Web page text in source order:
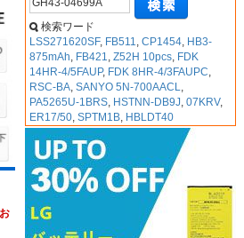
検索ワード
LSS271620SF, FB511,CP1454, HB3-
875mAh, FB421,Z52H 10pcs, FDK
14HR-4/5FAUP, FDK 8HR-4/3FAUPC,
RSC-BA,SANYO 5N-700AACL,
PA5265U-1BRS, HSTNN-DB9J,07KRV,
ER17/50,SPTM1B, HBLDT40